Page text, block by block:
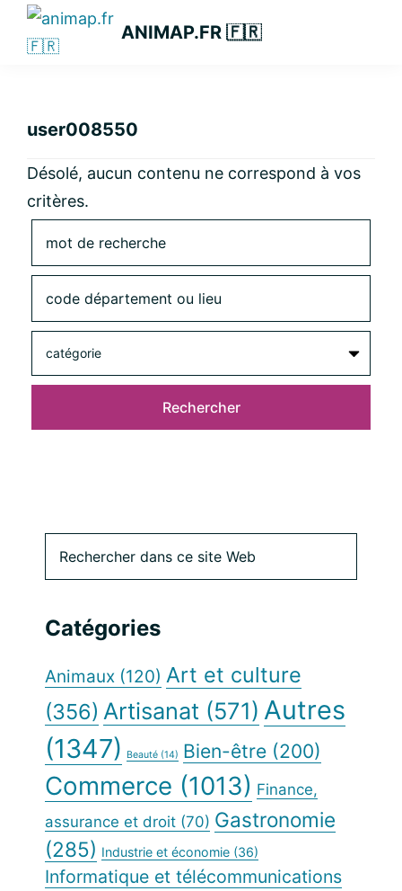
Passer
principale
Passer
Passer
latérale
ANIMAP.FR 🇫🇷
user008550
Désolé, aucun contenu ne correspond à vos
critères.
Barre
latérale
principale
dans
Web
Catégories
Animaux (120) Art et culture
(356) Artisanat (571) Autres
(1347)
Beauté (14) Bien-être (200)
Commerce (1013) Finance,
assurance et droit (70) Gastronomie
(285) Industrie et économie (36)
Informatique et télécommunications